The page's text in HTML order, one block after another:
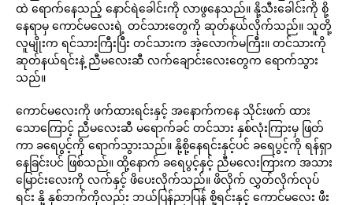
ထဲ ရောက်နေသည့် နောင်ရဲခေါင်းကို လာဖွနေသည်။ နို့သီးခေါင်းကို စို့
နေရာမှ ကောင်မလေးရဲ့ တင်သားတွေကို ဆုတ်နယ်လိုက်သည်။ သူတို့
လူမျိုးက ရင်သားကြီးပြီး တင်သားက အဲ့လောက်မကြီး။ တင်သားကို
ဆုတ်နယ်ရင်းနဲ့ ညီမလေးဆီ လက်ချောင်းလေးတွေက ရောက်သွား
သည်။
ကောင်မလေးကို ဖက်ထားရင်းနှင့် အနောက်ကနေ သိုင်းဖက် ထား
သောကြောင့် ညီမလေးဆီ မရောက်ခင် တင်သား နှစ်လုံးကြားမှ ဖြတ်
ကာ ခရေပွင့်ကို ရောက်သွားသည်။ နို့စို့နေရင်းနှင့်ပင် ခရေပွင့်ကို ရန်ရှာ
နေခြင်းပင် ဖြစ်သည်။ ထို့နောက် ခရေပွင့်နှင့် ညီမလေးကြားက အသား
မြောင်းလေးကို လက်နှင့် ဖိပေးလိုက်သည်။ ဖိလိုက် လွှတ်လိုက်လုပ်
ရင်း နို့ နှစ်ဘက်ကိုလည်း ဘယ်ပြန်ညာပြန် စို့ရင်းနှင့် ကောင်မလေး ဖီး